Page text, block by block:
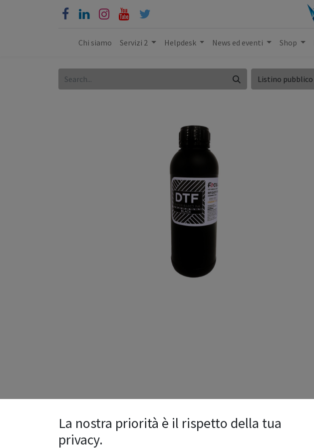
Chi siamo Servizi 2 Helpdesk News ed eventi Shop
Listino pubblico
La nostra priorità è il rispetto della tua
privacy.